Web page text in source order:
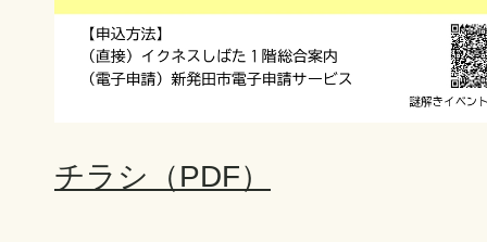
チラシ（PDF）